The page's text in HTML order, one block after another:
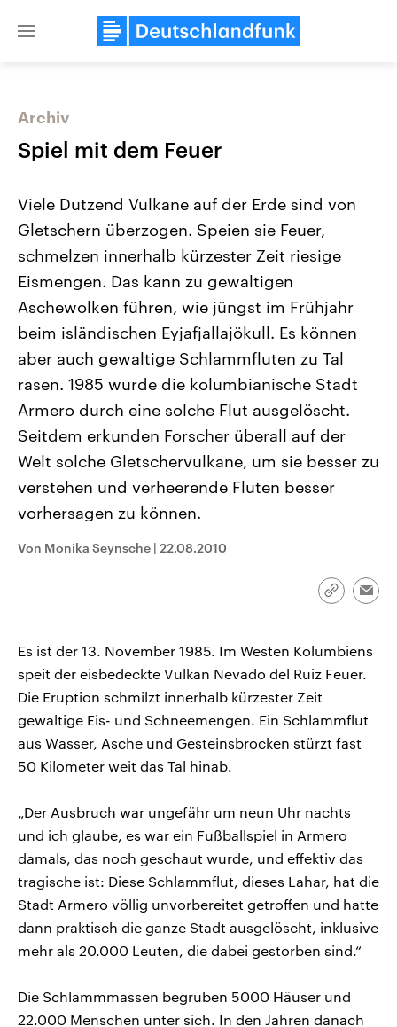
Close
USA
Aktuelle Beiträge, Analysen und
Hintergründe
Wirtschaftlich und militärisch
gehören die Vereinigten Staaten zu
den mächtigsten Ländern der Erde,
mit großem Einfluss auf das
aktuelle Weltgeschehen.
Nahostkonflikt
Aktuelle Lage und
Der Überfall der
Terrororganisation Hamas
Oktober 2023 auf Israel
Region wieder die Gewalt
Israel möchte die Hamas
Diese wird wie die
Libanon vom Iran
Audio-Archiv
Archiv
Spiel mit dem Feuer
Viele Dutzend Vulkane auf der Erde sind von
Gletschern überzogen. Speien sie Feuer,
schmelzen innerhalb kürzester Zeit riesige
Eismengen. Das kann zu gewaltigen
Aschewolken führen, wie jüngst im Frühjahr
beim isländischen Eyjafjallajökull. Es können
aber auch gewaltige Schlammfluten zu Tal
rasen. 1985 wurde die kolumbianische Stadt
Armero durch eine solche Flut ausgelöscht.
Seitdem erkunden Forscher überall auf der
Welt solche Gletschervulkane, um sie besser zu
verstehen und verheerende Fluten besser
vorhersagen zu können.
Von Monika Seynsche | 22.08.2010
Link
Es ist der 13. November 1985. Im Westen Kolumbiens
speit der eisbedeckte Vulkan Nevado del Ruiz Feuer.
Die Eruption schmilzt innerhalb kürzester Zeit
gewaltige Eis- und Schneemengen. Ein Schlammflut
aus Wasser, Asche und Gesteinsbrocken stürzt fast
50 Kilometer weit das Tal hinab.
„Der Ausbruch war ungefähr um neun Uhr nachts
und ich glaube, es war ein Fußballspiel in Armero
damals, das noch geschaut wurde, und effektiv das
tragische ist: Diese Schlammflut, dieses Lahar, hat die
Stadt Armero völlig unvorbereitet getroffen und hatte
dann praktisch die ganze Stadt ausgelöscht, inklusive
mehr als 20.000 Leuten, die dabei gestorben sind.“
Die Schlammmassen begruben 5000 Häuser und
22.000 Menschen unter sich. In den Jahren danach